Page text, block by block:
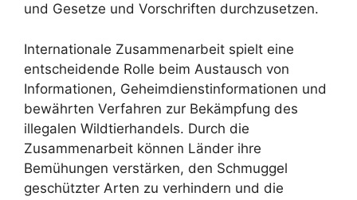
und Gesetze und Vorschriften durchzusetzen.
Internationale Zusammenarbeit spielt eine
entscheidende Rolle beim Austausch von
Informationen, Geheimdienstinformationen und
bewährten Verfahren zur Bekämpfung des
illegalen Wildtierhandels. Durch die
Zusammenarbeit können Länder ihre
Bemühungen verstärken, den Schmuggel
geschützter Arten zu verhindern und die